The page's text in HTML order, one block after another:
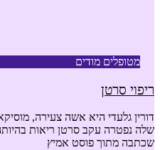
מטופלים מודים
ריפוי סרטן
דורין גלעדי היא אשה צעירה,
שלה נפטרה עקב סרטן ריאות
שכתבה מתוך פוסט אמיץ